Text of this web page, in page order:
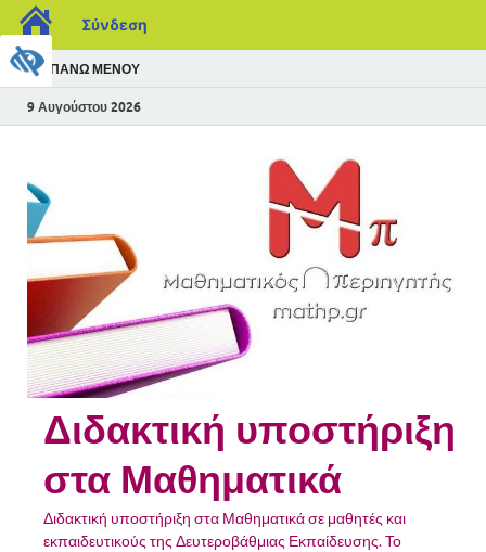
Σύνδεση
ΠΆΝΩ ΜΕΝΟΎ
9 Αυγούστου 2026
Διδακτική υποστήριξη
στα Μαθηματικά
Διδακτική υποστήριξη στα Μαθηματικά σε μαθητές και
εκπαιδευτικούς της Δευτεροβάθμιας Εκπαίδευσης. Το